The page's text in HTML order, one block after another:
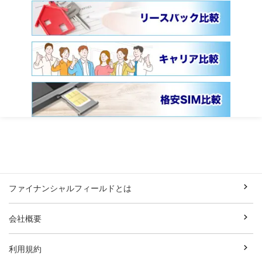
ファイナンシャルフィールドとは
会社概要
利用規約